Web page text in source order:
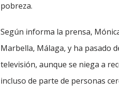
pobreza.
Según informa la prensa,
Marbella, Málaga, y ha pasado
televisión, aunque se niega a
incluso de parte de personas